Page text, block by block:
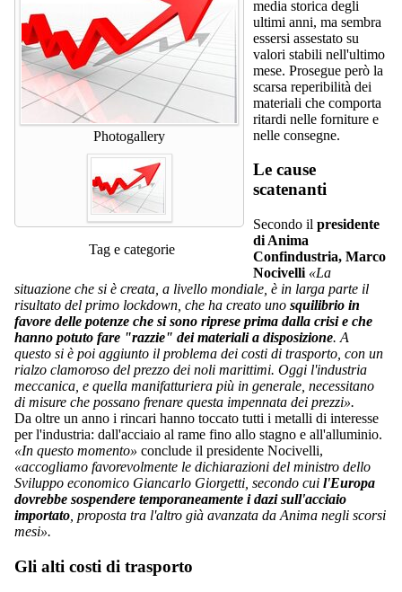
Photogallery
Tag e categorie
media storica degli
ultimi anni, ma sembra
essersi assestato su
valori stabili nell'ultimo
mese. Prosegue però la
scarsa reperibilità dei
materiali che comporta
ritardi nelle forniture e
nelle consegne.
Le cause
scatenanti
Secondo il presidente
di Anima
Confindustria, Marco
Nocivelli «La
situazione che si è creata, a livello mondiale, è in larga parte il
risultato del primo lockdown, che ha creato uno squilibrio in
favore delle potenze che si sono riprese prima dalla crisi e che
hanno potuto fare "razzie" dei materiali a disposizione. A
questo si è poi aggiunto il problema dei costi di trasporto, con un
rialzo clamoroso del prezzo dei noli marittimi. Oggi l'industria
meccanica, e quella manifatturiera più in generale, necessitano
di misure che possano frenare questa impennata dei prezzi».
Da oltre un anno i rincari hanno toccato tutti i metalli di interesse
per l'industria: dall'acciaio al rame fino allo stagno e all'alluminio.
«In questo momento» conclude il presidente Nocivelli,
«accogliamo favorevolmente le dichiarazioni del ministro dello
Sviluppo economico Giancarlo Giorgetti, secondo cui l'Europa
dovrebbe sospendere temporaneamente i dazi sull'acciaio
importato , proposta tra l'altro già avanzata da Anima negli scorsi
mesi».
Gli alti costi di trasporto